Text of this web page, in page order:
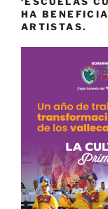
HA
ARTISTAS.